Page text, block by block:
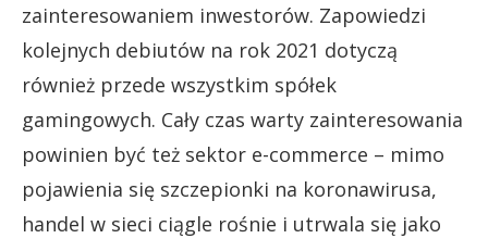
zainteresowaniem inwestorów. Zapowiedzi
kolejnych debiutów na rok 2021 dotyczą
również przede wszystkim spółek
gamingowych. Cały czas warty zainteresowania
powinien być też sektor e-commerce – mimo
pojawienia się szczepionki na koronawirusa,
handel w sieci ciągle rośnie i utrwala się jako